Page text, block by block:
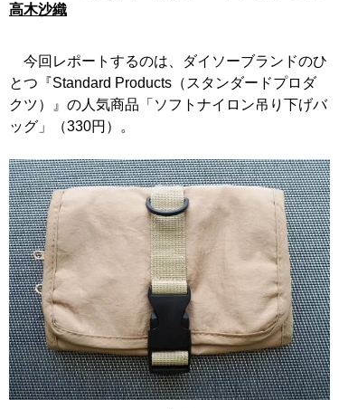
高木沙織
今回レポートするのは、ダイソーブランドのひ
とつ『Standard Products（スタンダードプロダ
クツ）』の人気商品「ソフトナイロン吊り下げバ
ッグ」（330円）。